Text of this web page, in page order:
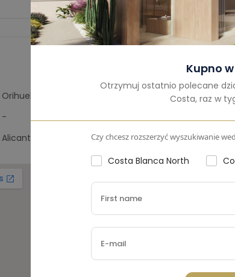
Kupno w
Otrzymuj ostatnio polecane
Costa, raz w
Czy chcesz rozszerzyć wyszukiwanie
Costa Blanca North
Orihuela Costa
-
Alicante
Costa
Costa